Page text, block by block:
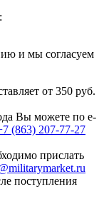
и мы согласуем
от 350 руб.
Вы можете по e-
(863) 207-77-27
прислать
поступления